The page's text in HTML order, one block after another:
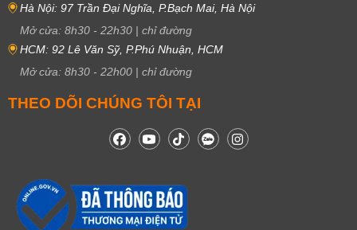
Hà Nội: 97 Trần Đại Nghĩa, P.Bạch Mai, Hà Nội
Mở cửa: 8h30 - 22h30 | chỉ đường
HCM: 92 Lê Văn Sỹ, P.Phú Nhuận, HCM
Mở cửa: 8h30 - 22h00 | chỉ đường
THEO DÕI CHÚNG TÔI TẠI